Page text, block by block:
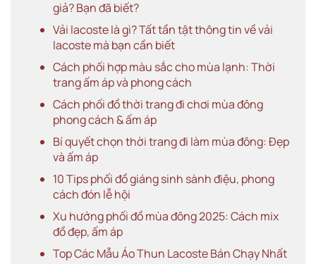
giả? Bạn đã biết?
Vải lacoste là gì? Tất tần tật thông tin về vải
lacoste mà bạn cần biết
Cách phối hợp màu sắc cho mùa lạnh: Thời
trang ấm áp và phong cách
Cách phối đồ thời trang đi chơi mùa đông
phong cách & ấm áp
Bí quyết chọn thời trang đi làm mùa đông: Đẹp
và ấm áp
10 Tips phối đồ giáng sinh sành điệu, phong
cách đón lễ hội
Xu hướng phối đồ mùa đông 2025: Cách mix
đồ đẹp, ấm áp
Top Các Mẫu Áo Thun Lacoste Bán Chạy Nhất